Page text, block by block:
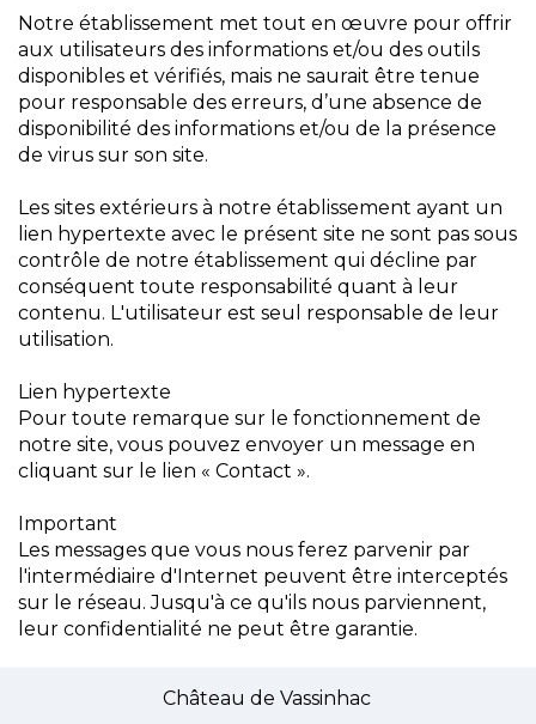
Notre établissement met tout en œuvre pour offrir
aux utilisateurs des informations et/ou des outils
disponibles et vérifiés, mais ne saurait être tenue
pour responsable des erreurs, d’une absence de
disponibilité des informations et/ou de la présence
de virus sur son site.
Les sites extérieurs à notre établissement ayant un
lien hypertexte avec le présent site ne sont pas sous
contrôle de notre établissement qui décline par
conséquent toute responsabilité quant à leur
contenu. L'utilisateur est seul responsable de leur
utilisation.
Lien hypertexte
Pour toute remarque sur le fonctionnement de
notre site, vous pouvez envoyer un message en
cliquant sur le lien « Contact ».
Important
Les messages que vous nous ferez parvenir par
l'intermédiaire d'Internet peuvent être interceptés
sur le réseau. Jusqu'à ce qu'ils nous parviennent,
leur confidentialité ne peut être garantie.
Château de Vassinhac